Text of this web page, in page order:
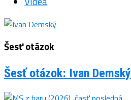
Šesť otázok
Šesť otázok: Ivan Demský